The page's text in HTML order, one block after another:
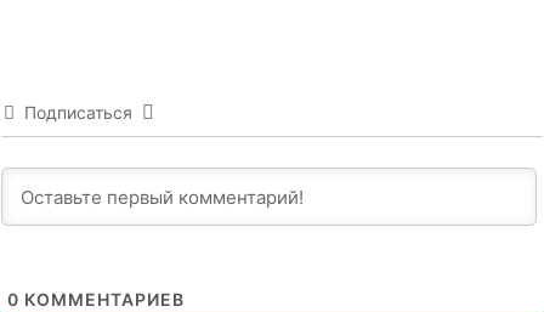
Подписаться
0 КОММЕНТАРИЕВ